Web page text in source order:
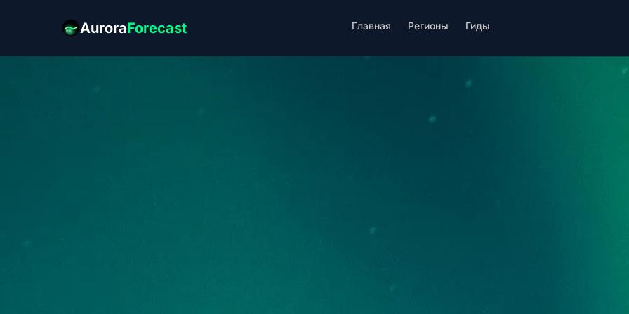
AuroraForecast Главная Регионы Гиды